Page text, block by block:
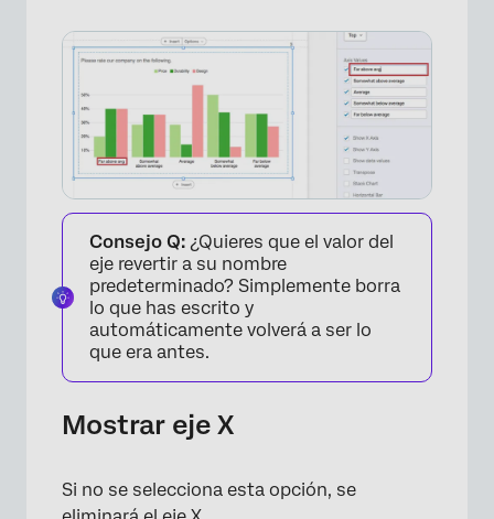
×
Consejo Q: ¿Quieres que el valor del
eje revertir a su nombre
predeterminado? Simplemente borra
lo que has escrito y
automáticamente volverá a ser lo
que era antes.
Mostrar eje X
Si no se selecciona esta opción, se